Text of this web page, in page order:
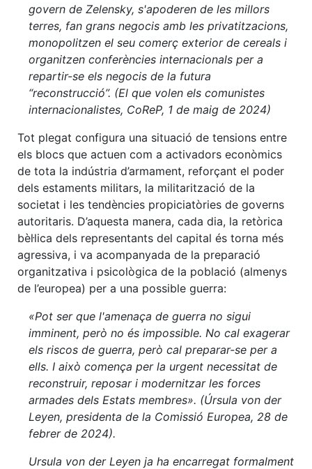
govern de Zelensky, s'apoderen de les millors
terres, fan grans negocis amb les privatitzacions,
monopolitzen el seu comerç exterior de cereals i
organitzen conferències internacionals per a
repartir-se els negocis de la futura
“reconstrucció”. (El que volen els comunistes
internacionalistes, CoReP, 1 de maig de 2024)
Tot plegat configura una situació de tensions entre
els blocs que actuen com a activadors econòmics
de tota la indústria d’armament, reforçant el poder
dels estaments militars, la militarització de la
societat i les tendències propiciatòries de governs
autoritaris. D’aquesta manera, cada dia, la retòrica
bèl·lica dels representants del capital és torna més
agressiva, i va acompanyada de la preparació
organitzativa i psicològica de la població (almenys
de l’europea) per a una possible guerra:
«Pot ser que l'amenaça de guerra no sigui
imminent, però no és impossible. No cal exagerar
els riscos de guerra, però cal preparar-se per a
ells. I això comença per la urgent necessitat de
reconstruir, reposar i modernitzar les forces
armades dels Estats membres». (Úrsula von der
Leyen, presidenta de la Comissió Europea, 28 de
febrer de 2024).
Ursula von der Leyen ja ha encarregat formalment